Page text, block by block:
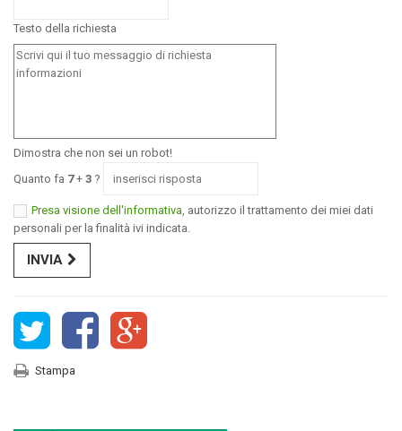
Testo della richiesta
Dimostra che non sei un robot!
Quanto fa 7+ 3 ?
Presa visione dell'informativa , autorizzo il trattamento dei miei dati
personali per la finalità ivi indicata.
INVIA
Stampa